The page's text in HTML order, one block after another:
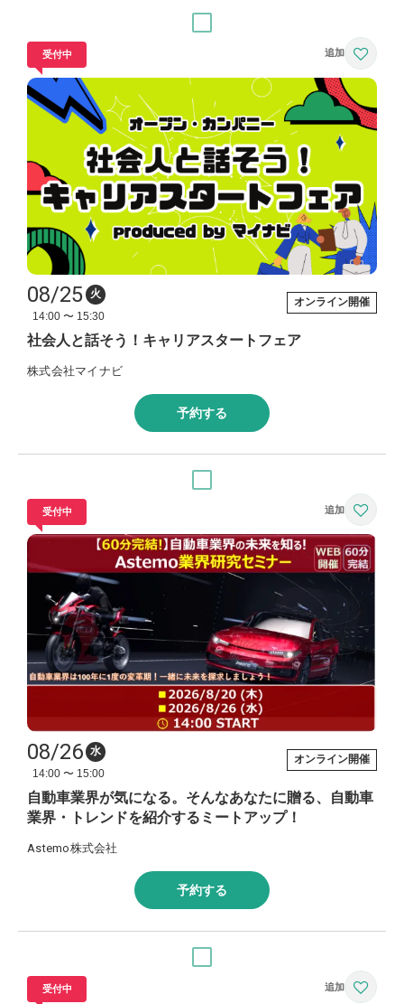
受付中
08/25
火
14:00 〜 15:30
オンライン開催
社会人と話そう！キャリアスタートフェア
株式会社マイナビ
予約する
受付中
08/26 水
14:00 〜 15:00
オンライン開催
自動車業界が気になる。そんなあなたに贈る、自動車
業界・トレンドを紹介するミートアップ！
Astemo株式会社
予約する
受付中